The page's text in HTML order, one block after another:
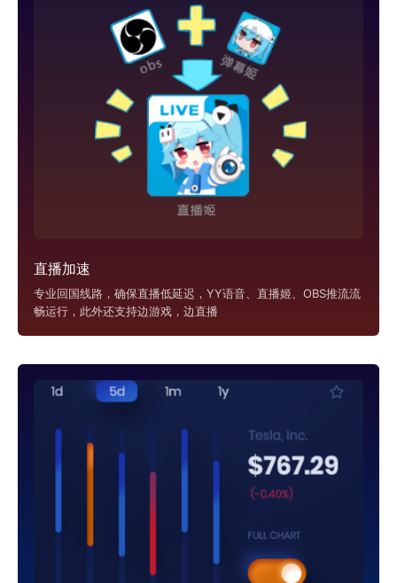
直播加速
专业回国线路，确保直播低延迟，YY语音、直播姬、OBS推流流
畅运行，此外还支持边游戏，边直播